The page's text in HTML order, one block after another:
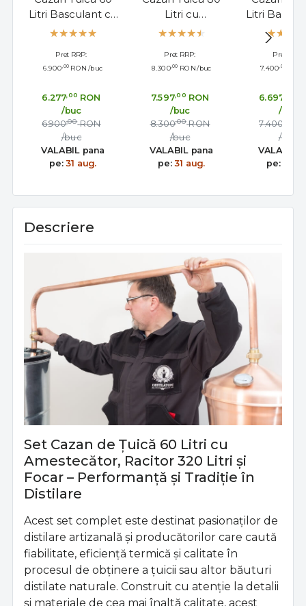
Litri Basculant cu
Amestecator
Pret RRP:
6.900,00 RON /buc
6.277,00 RON
/buc
6.900,00 RON
/buc
VALABIL pana
pe: 31 aug.
Litri cu
Amestecator,
Robinet
Pret RRP:
8.300,00 RON /buc
7.597,00 RON
/buc
8.300,00 RON
/buc
VALABIL pana
pe: 31 aug.
Litri
Pret RRP:
7.400,00
6.697
/buc
7.400
/buc
VALABIL
pe:
Descriere
Set Cazan de Țuică 60 Litri cu
Amestecător, Racitor 320 Litri și
Focar – Performanță și Tradiție în
Distilare
Acest set complet este destinat pasionaților de
distilare artizanală și producătorilor care caută
fiabilitate, eficiență termică și calitate în
procesul de obținere a țuicii sau altor băuturi
distilate naturale. Construit cu atenție la detalii
și materiale de cea mai înaltă calitate, acest